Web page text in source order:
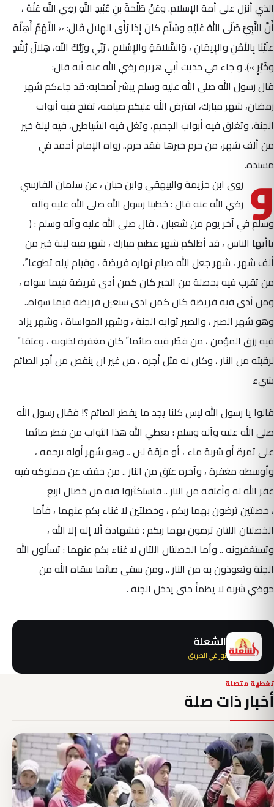
الذي أنزل على أمة الإسلام. وعَنْ طَلْحَةَ بنِ عُبْيدِ اللَّهِ رضِيَ اللَّه عَنْهُ ،
أَنَّ النَّبِيَّ صَلّى اللهُ عَلَيْهِ وسَلَّم كانَ إِذا رَأَى الهِلالَ قَالَ: « اللَّهُمَّ أَهِلَّهُ
علَيْنَا بِالأَمْنِ والإِيمَانِ ، وَالسَّلامَةِ والإِسْلامِ ، رَبِّي ورَبُّكَ اللَّه، هِلالُ رُشْدٍ
وخَيْرٍ »). و جاء في حديث أبي هريرة رضي الله عنه أنه قال:
قال رسول الله صلى الله عليه وسلم يبشر أصحابه: قد جاءكم شهر
رمضان، شهر مبارك، افترض الله عليكم صيامه، تفتح فيه أبواب
الجنة، وتغلق فيه أبواب الجحيم، وتغل فيه الشياطين، فيه ليلة خير
من ألف شهر، من حرم خيرها فقد حرم.. رواه الإمام أحمد في
مسنده.
و روى ابن خزيمة والبيهقي وابن حبان ، عن سلمان الفارسي
رضي الله عنه قال : خطبنا رسول الله صلى الله عليه وآله
وسلم في آخر يوم من شعبان ، قال صلى الله عليه وآله وسلم : (
ياأيها الناس ، قد أظلكم شهر عظيم مبارك ، شهر فيه ليلة خير من
ألف شهر ، شهر جعل الله صيام نهاره فريضة ، وقيام ليله تطوعا ً،
من تقرب فيه بخصلة من الخير كان كمن أدى فريضة فيما سواه ،
ومن أدى فيه فريضة كان كمن ادى سبعين فريضة فيما سواه..
وهو شهر الصبر ، والصبر ثوابه الجنة ، وشهر المواساة ، وشهر يزاد
فيه رزق المؤمن ، من فطّر فيه صائما ً كان مغفرة لذنوبه ، وعتقا ً
لرقبته من النار ، وكان له مثل أجره ، من غير ان ينقص من أجر الصائم
شيء
قالوا يا رسول الله ليس كلنا يجد ما يفطر الصائم ؟! فقال رسول الله
صلى الله عليه وآله وسلم : يعطي الله هذا الثواب من فطر صائما
على تمرة أو شربة ماء ، أو مزقة لبن .. وهو شهر أوله ىرحمه ،
وأوسطه مغفرة ، وآخره عتق من النار .. من خفف عن مملوكه فيه
غفر الله له وأعتقه من النار .. فاستكثروا فيه من خصال اربع
، خصلتين ترضون بهما ربكم ، وخصلتين لا غناء بكم عنهما ، فأما
الخصلتان اللتان ترضون بهما ربكم : فشهادة ألا إله إلا الله ،
وتستغفرونه .. وأما الخصلتان اللتان لا غناء بكم عنهما : تسألون الله
الجنة وتعوذون به من النار .. ومن سقى صائما سقاه الله من
حوضي شربة لا يظمأ حتى يدخل الجنة .
الشعلة
نور في الطريق
تغطية متصلة
أخبار ذات صلة